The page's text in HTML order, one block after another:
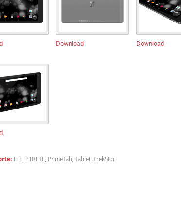
Download Download
LTE, P10 LTE, PrimeTab, Tablet, TrekStor